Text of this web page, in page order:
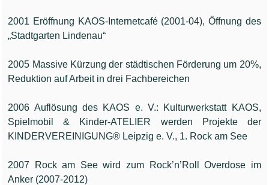
2001 Eröffnung KAOS-Internetcafé (2001-04), Öffnung des
„Stadtgarten Lindenau“
2005 Massive Kürzung der städtischen Förderung um 20%,
Reduktion auf Arbeit in drei Fachbereichen
2006 Auflösung des KAOS e. V.: Kulturwerkstatt KAOS,
Spielmobil & Kinder-ATELIER werden Projekte der
KINDERVEREINIGUNG® Leipzig e. V., 1. Rock am See
2007 Rock am See wird zum Rock’n’Roll Overdose im
Anker (2007-2012)